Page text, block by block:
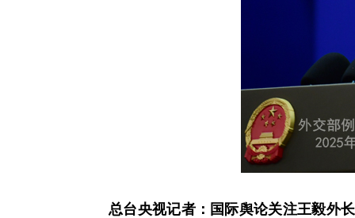
总台央视记者：国际舆论关注王毅外